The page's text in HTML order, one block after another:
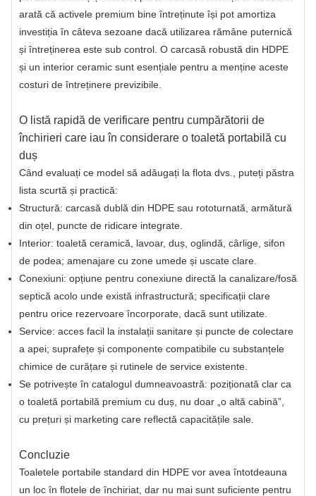
arată că activele premium bine întreținute își pot amortiza
investiția în câteva sezoane dacă utilizarea rămâne puternică
și întreținerea este sub control. O carcasă robustă din HDPE
și un interior ceramic sunt esențiale pentru a menține aceste
costuri de întreținere previzibile.
O listă rapidă de verificare pentru cumpărătorii de
închirieri care iau în considerare o toaletă portabilă cu
duș
Când evaluați ce model să adăugați la flota dvs., puteți păstra
lista scurtă și practică:
Structură: carcasă dublă din HDPE sau rototurnată, armătură
din oțel, puncte de ridicare integrate.
Interior: toaletă ceramică, lavoar, duș, oglindă, cârlige, sifon
de podea; amenajare cu zone umede și uscate clare.
Conexiuni: opțiune pentru conexiune directă la canalizare/fosă
septică acolo unde există infrastructură; specificații clare
pentru orice rezervoare încorporate, dacă sunt utilizate.
Service: acces facil la instalații sanitare și puncte de colectare
a apei; suprafețe și componente compatibile cu substanțele
chimice de curățare și rutinele de service existente.
Se potrivește în catalogul dumneavoastră: poziționată clar ca
o toaletă portabilă premium cu duș, nu doar „o altă cabină”,
cu prețuri și marketing care reflectă capacitățile sale.
Concluzie
Toaletele portabile standard din HDPE vor avea întotdeauna
un loc în flotele de închiriat, dar nu mai sunt suficiente pentru